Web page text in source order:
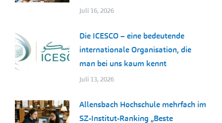
Juli 16, 2026
Die ICESCO – eine bedeutende
internationale Organisation, die
man bei uns kaum kennt
Juli 13, 2026
Allensbach Hochschule mehrfach im
SZ-Institut-Ranking „Beste